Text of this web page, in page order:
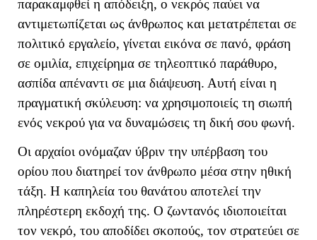
παρακαμφθεί η απόδειξη, ο νεκρός παύει να
αντιμετωπίζεται ως άνθρωπος και μετατρέπεται σε
πολιτικό εργαλείο, γίνεται εικόνα σε πανό, φράση
σε ομιλία, επιχείρημα σε τηλεοπτικό παράθυρο,
ασπίδα απέναντι σε μια διάψευση. Αυτή είναι η
πραγματική σκύλευση: να χρησιμοποιείς τη σιωπή
ενός νεκρού για να δυναμώσεις τη δική σου φωνή.
Οι αρχαίοι ονόμαζαν ύβριν την υπέρβαση του
ορίου που διατηρεί τον άνθρωπο μέσα στην ηθική
τάξη. Η καπηλεία του θανάτου αποτελεί την
πληρέστερη εκδοχή της. Ο ζωντανός ιδιοποιείται
τον νεκρό, του αποδίδει σκοπούς, τον στρατεύει σε